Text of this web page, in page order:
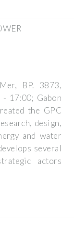
BP. 3873,
17:00; Gabon
the GPC
design,
and water
several
actors